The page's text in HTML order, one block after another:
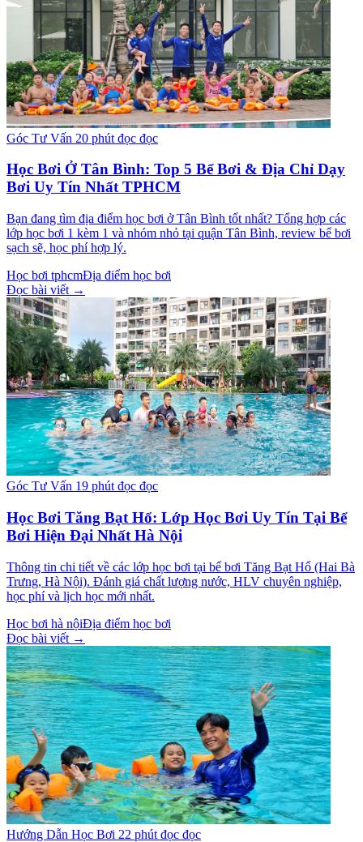
Góc Tư Vấn 20 phút đọc đọc
Học Bơi Ở Tân Bình: Top 5 Bể Bơi & Địa Chỉ Dạy
Bơi Uy Tín Nhất TPHCM
Bạn đang tìm địa điểm học bơi ở Tân Bình tốt nhất? Tổng hợp các
lớp học bơi 1 kèm 1 và nhóm nhỏ tại quận Tân Bình, review bể bơi
sạch sẽ, học phí hợp lý.
Học bơi tphcmĐịa điểm học bơi
Đọc bài viết →
Góc Tư Vấn 19 phút đọc đọc
Học Bơi Tăng Bạt Hổ: Lớp Học Bơi Uy Tín Tại Bể
Bơi Hiện Đại Nhất Hà Nội
Thông tin chi tiết về các lớp học bơi tại bể bơi Tăng Bạt Hổ (Hai Bà
Trưng, Hà Nội). Đánh giá chất lượng nước, HLV chuyên nghiệp,
học phí và lịch học mới nhất.
Học bơi hà nộiĐịa điểm học bơi
Đọc bài viết →
Hướng Dẫn Học Bơi 22 phút đọc đọc